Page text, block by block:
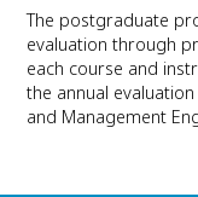
The postgraduate
evaluation through
each course and
the annual
and Management